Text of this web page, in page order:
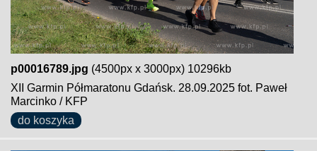
p00016789.jpg (4500px x 3000px) 10296kb
XII Garmin Półmaratonu Gdańsk. 28.09.2025 fot. Paweł
Marcinko / KFP
do koszyka